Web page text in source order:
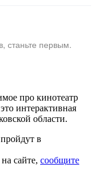
станьте первым.
про кинотеатр
интерактивная
области.
в
сайте, сообщите